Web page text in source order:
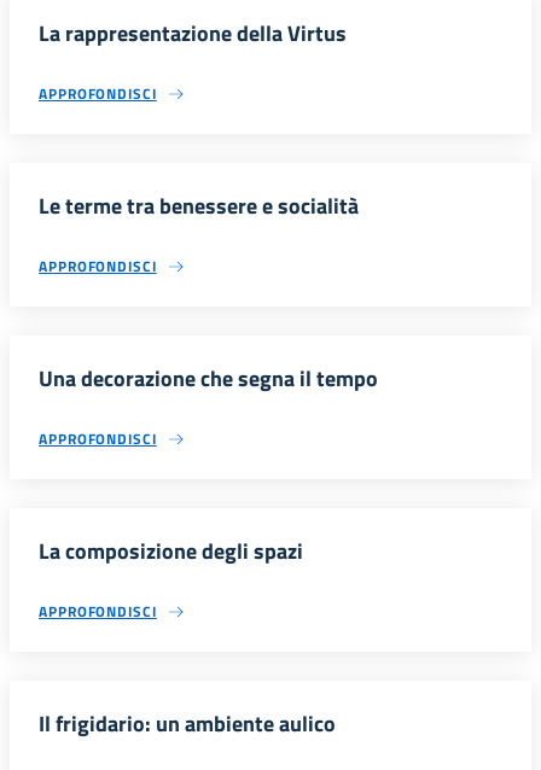
La rappresentazione della Virtus
APPROFONDISCI
Le terme tra benessere e socialità
APPROFONDISCI
Una decorazione che segna il tempo
APPROFONDISCI
La composizione degli spazi
APPROFONDISCI
Il frigidario: un ambiente aulico